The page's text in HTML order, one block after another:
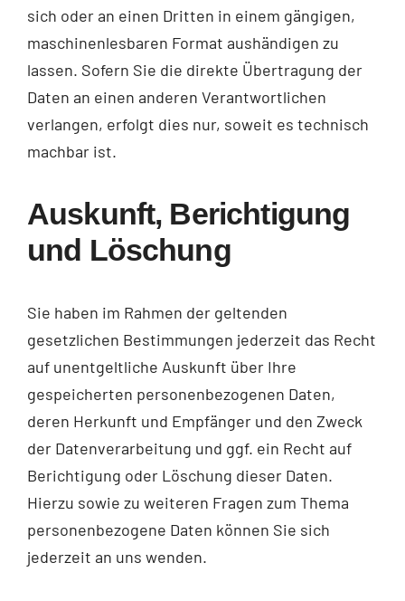
sich oder an einen Dritten in einem gängigen,
maschinenlesbaren Format aushändigen zu
lassen. Sofern Sie die direkte Übertragung der
Daten an einen anderen Verantwortlichen
verlangen, erfolgt dies nur, soweit es technisch
machbar ist.
Auskunft, Berichtigung
und Löschung
Sie haben im Rahmen der geltenden
gesetzlichen Bestimmungen jederzeit das Recht
auf unentgeltliche Auskunft über Ihre
gespeicherten personenbezogenen Daten,
deren Herkunft und Empfänger und den Zweck
der Datenverarbeitung und ggf. ein Recht auf
Berichtigung oder Löschung dieser Daten.
Hierzu sowie zu weiteren Fragen zum Thema
personenbezogene Daten können Sie sich
jederzeit an uns wenden.